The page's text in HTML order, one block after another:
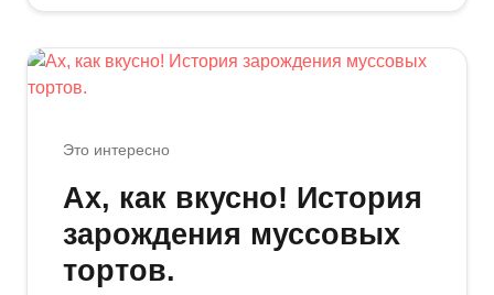
Это интересно
Ах, как вкусно! История
зарождения муссовых
тортов.